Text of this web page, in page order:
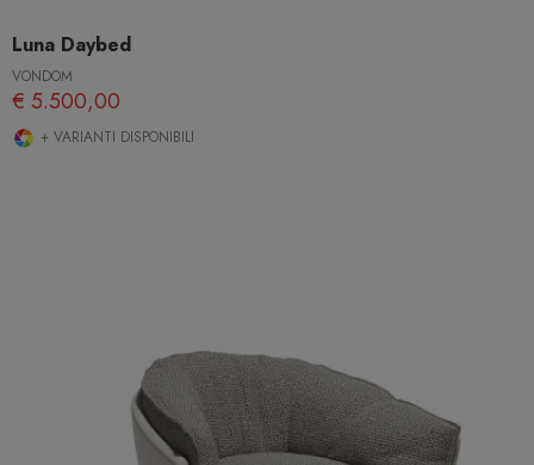
Luna Daybed
VONDOM
€ 5.500,00
+ VARIANTI DISPONIBILI